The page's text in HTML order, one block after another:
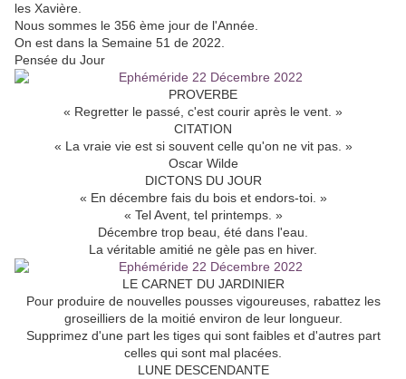
les Xavière.
Nous sommes le 356 ème jour de l'Année.
On est dans la Semaine 51 de 2022.
Pensée du Jour
PROVERBE
« Regretter le passé, c'est courir après le vent. »
CITATION
« La vraie vie est si souvent celle qu'on ne vit pas. »
Oscar Wilde
DICTONS DU JOUR
« En décembre fais du bois et endors-toi. »
« Tel Avent, tel printemps. »
Décembre trop beau, été dans l'eau.
La véritable amitié ne gèle pas en hiver.
LE CARNET DU JARDINIER
Pour produire de nouvelles pousses vigoureuses, rabattez les
groseilliers de la moitié environ de leur longueur.
Supprimez d'une part les tiges qui sont faibles et d'autres part
celles qui sont mal placées.
LUNE DESCENDANTE